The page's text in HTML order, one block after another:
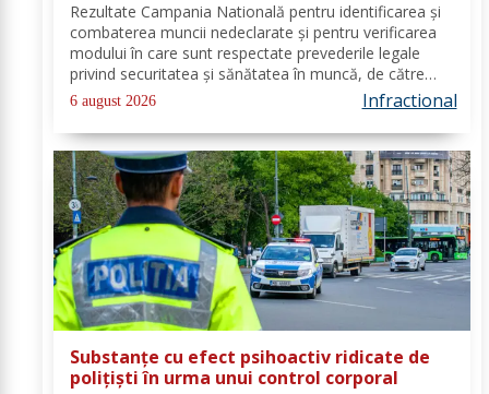
Rezultate Campania Natională pentru identificarea și
combaterea muncii nedeclarate și pentru verificarea
modului în care sunt respectate prevederile legale
privind securitatea și sănătatea în muncă, de către
angajatorii care desfășoară activități în domeniul
Industria alimentară - cod CAEN 10....
6 august 2026 Infractional
Substanțe cu efect psihoactiv ridicate de
polițiști în urma unui control corporal